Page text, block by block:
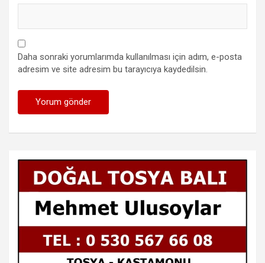
Daha sonraki yorumlarımda kullanılması için adım, e-posta
adresim ve site adresim bu tarayıcıya kaydedilsin.